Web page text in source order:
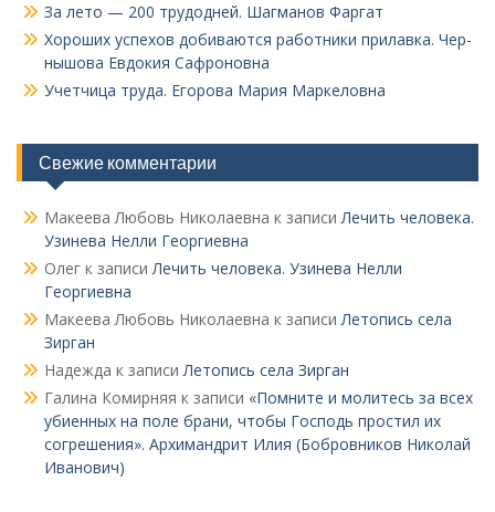
За лето — 200 трудодней. Шагманов Фаргат
Хороших успехов добиваются работники прилавка. Чер­
нышова Евдокия Сафроновна
Учетчица труда. Его­рова Мария Маркеловна
Свежие комментарии
Макеева Любовь Николаевна к записиЛечить человека.
Узинева Нелли Георгиевна
Олег к записиЛечить человека. Узинева Нелли
Георгиевна
Макеева Любовь Николаевна к записиЛетопись села
Зирган
Надежда к записиЛетопись села Зирган
Галина Комирняя к записи «Помните и молитесь за всех
убиенных на поле брани, чтобы Господь простил их
согрешения». Архимандрит Илия (Бобровников Николай
Иванович)